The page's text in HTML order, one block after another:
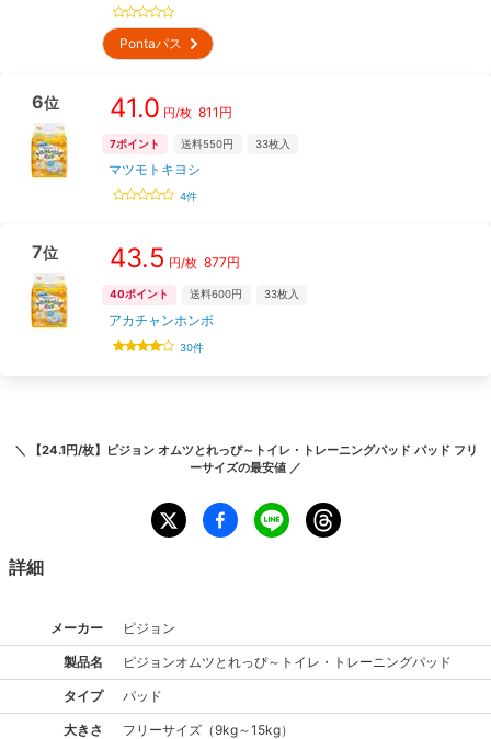
Pontaパス
6位 41.0 円/枚 811 円
7ポイント 送料550円 33枚入
マツモトキヨシ
4件
7位 43.5 円/枚 877円
40ポイント 送料600円 33枚入
アカチャンホンポ
30件
＼
【24.1円/枚】ピジョン オムツとれっぴ～トイレ・トレーニングパッド パッド フリ
ーサイズの最安値 ／
詳細
メーカー ピジョン
製品名 ピジョンオムツとれっぴ～トイレ・トレーニングパッド
タイプ パッド
大きさ フリーサイズ （9kg～15kg）